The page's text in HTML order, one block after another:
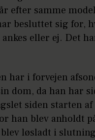
efter samme
besluttet sig for,
eller ej. Det
har i forvejen
dom, da han har
siden starten af
han blev anholdt
løsladt i